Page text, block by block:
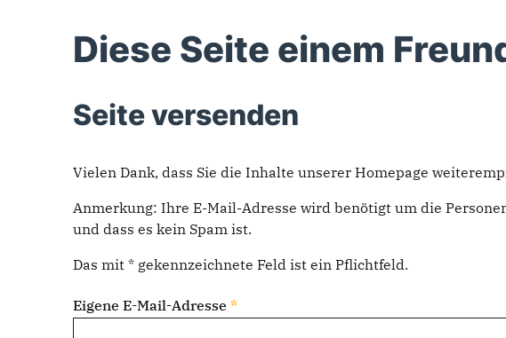
Diese Seite einem
Seite versenden
Vielen Dank, dass Sie die Inhalte unserer Homepage
Anmerkung: Ihre E-Mail-Adresse wird benötigt um die
und dass es kein Spam ist.
Das mit * gekennzeichnete Feld ist ein Pflichtfeld.
Eigene E-Mail-Adresse *